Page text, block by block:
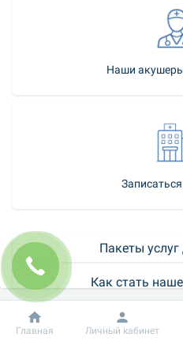
Наши
Пакеты
Как стать
Пройти
Добробут
Главная Личный кабинет